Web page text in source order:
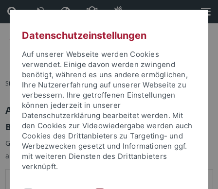
Direkt
zum
Inhalt
Direkt
zur
Fußleiste
Sie sind hier: Startseite
Anmelden
Benutzeranmeldung
Geben Sie Ihren Benutzernamen und Ihr Passwort an um sich
anzumelden:
Datenschutzeinstellungen
Auf unserer Webseite werden Cookies
verwendet. Einige davon werden zwingend
benötigt, während es uns andere ermöglichen,
Ihre Nutzererfahrung auf unserer Webseite zu
verbessern. Ihre getroffenen Einstellungen
können jederzeit in unserer
Datenschutzerklärung bearbeitet werden. Mit
den Cookies zur Videowiedergabe werden auch
Cookies des Drittanbieters zu Targeting- und
Werbezwecken gesetzt und Informationen ggf.
mit weiteren Diensten des Drittanbieters
verknüpft.